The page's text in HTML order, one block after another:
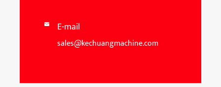
 E-mail
sales@kechuangmachine.com